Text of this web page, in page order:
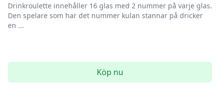
Drinkroulette innehåller 16 glas med 2 nummer på varje glas.
Den spelare som har det nummer kulan stannar på dricker
en ...
Köp nu